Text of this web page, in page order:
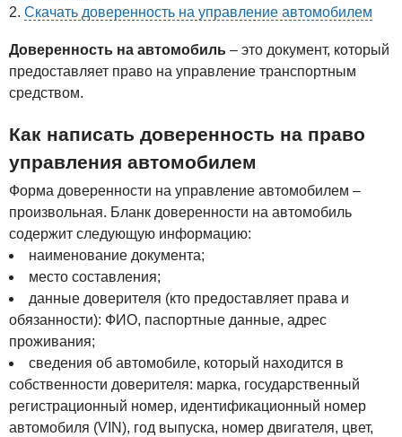
Скачать доверенность на управление автомобилем
Доверенность на автомобиль – это документ, который
предоставляет право на управление транспортным
средством.
Как написать доверенность на право
управления автомобилем
Форма доверенности на управление автомобилем –
произвольная. Бланк доверенности на автомобиль
содержит следующую информацию:
наименование документа;
место составления;
данные доверителя (кто предоставляет права и
обязанности): ФИО, паспортные данные, адрес
проживания;
сведения об автомобиле, который находится в
собственности доверителя: марка, государственный
регистрационный номер, идентификационный номер
автомобиля (VIN), год выпуска, номер двигателя, цвет,